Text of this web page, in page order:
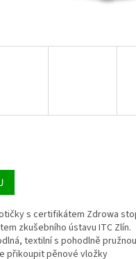
s certifikátem Zdrowa
zkušebního ústavu ITC Zlín.
textilní s pohodlně
přikoupit pěnové vložky